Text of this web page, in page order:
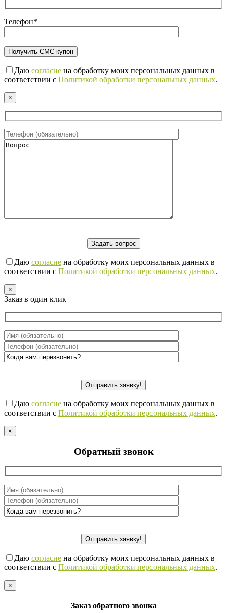
Телефон*
Даю согласие на обработку моих персональных данных в
соответствии с Политикой обработки персональных данных.
×
Даю согласие на обработку моих персональных данных в
соответствии с Политикой обработки персональных данных.
×
Заказ в один клик
Даю согласие на обработку моих персональных данных в
соответствии с Политикой обработки персональных данных.
×
Обратный звонок
Даю согласие на обработку моих персональных данных в
соответствии с Политикой обработки персональных данных.
×
Заказ обратного звонка